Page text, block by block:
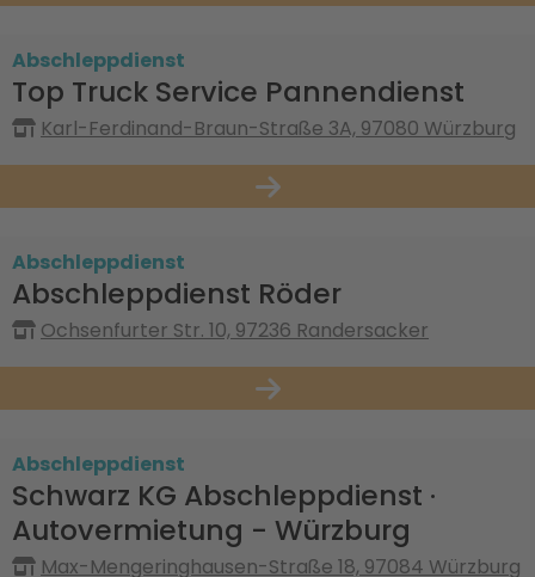
Abschleppdienst
Top Truck Service Pannendienst
Karl-Ferdinand-Braun-Straße 3A, 97080 Würzburg
Abschleppdienst
Abschleppdienst Röder
Ochsenfurter Str. 10, 97236 Randersacker
Abschleppdienst
Schwarz KG Abschleppdienst ·
Autovermietung - Würzburg
Max-Mengeringhausen-Straße 18, 97084 Würzburg